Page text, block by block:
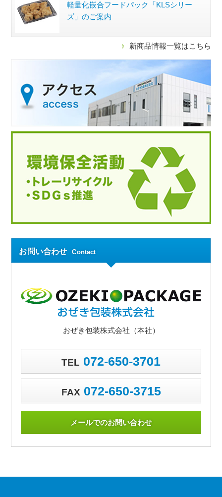
軽量化嵌合フードパック「KLSシリー
ズ」のご案内
新商品情報一覧はこちら
お問い合わせ Contact
おぜき包装株式会社（本社）
TEL 072-650-3701
FAX 072-650-3715
メールでのお問い合わせ